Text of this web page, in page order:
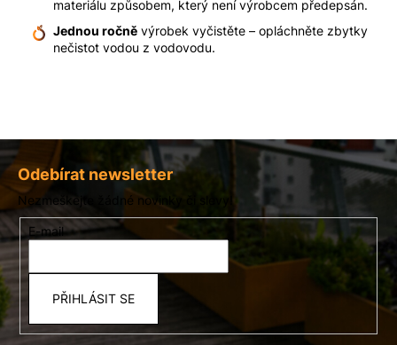
materiálu způsobem, který není výrobcem předepsán.
Jednou ročně výrobek vyčistěte – opláchněte zbytky
nečistot vodou z vodovodu.
Z
á
p
a
t
í
Odebírat newsletter
Nezmeškejte žádné novinky či slevy!
E-mail
PŘIHLÁSIT SE